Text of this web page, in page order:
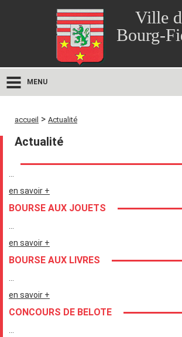
Ville
Bourg-
MENU
accueil > Actualité
Actualité
en savoir +
BOURSE AUX JOUETS
en savoir +
BOURSE AUX LIVRES
en savoir +
CONCOURS DE BELOTE